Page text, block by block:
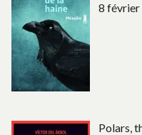
8
Polars,